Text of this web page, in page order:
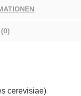
cerevisiae)